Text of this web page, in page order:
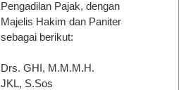
Pengadilan Pajak, dengan susunan
Majelis Hakim dan Panitera Pengganti
sebagai berikut:
Drs. GHI, M.M.M.H.
JKL, S.Sos